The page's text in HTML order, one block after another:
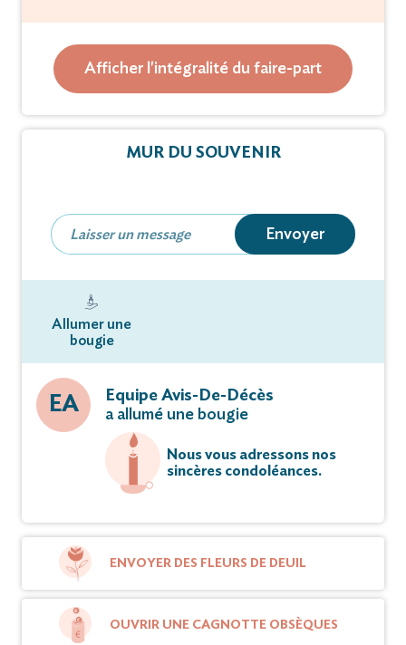
Leïa,
Et toute la famille,
ont la douleur de vous faire part du décès de
M Frédéric, Albert, Jean Boiré
survenu le 27 décembre 2022 à l’âge de 58 ans.
Un dernier hommage lui sera rendu le mardi 03
janvier 2023 à 10 heures
au crématorium de Champigny-sur-Marne,
560 Avenue Maurice Thorez, (entrée par le
cimetière de Coeuilly),
à Champigny-sur-Marne (Val-de-Marne),
où nous pourrons lui témoigner tout notre amour
Afficher l'intégralité du faire-part
MUR DU SOUVENIR
Envoyer
Allumer une
bougie
EA
Equipe Avis-De-Décès
a allumé une bougie
Nous vous adressons nos
sincères condoléances.
ENVOYER DES FLEURS DE DEUIL
OUVRIR UNE CAGNOTTE OBSÈQUES